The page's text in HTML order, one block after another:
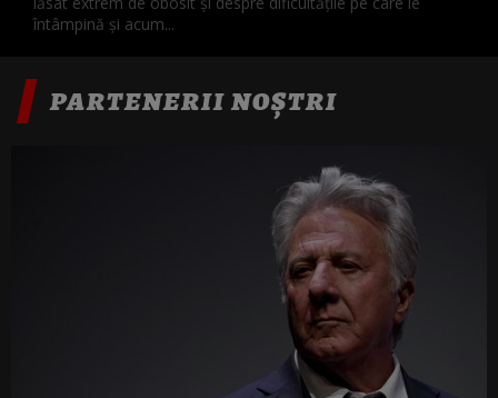
întâmpină și acum...
PARTENERII NOȘTRI